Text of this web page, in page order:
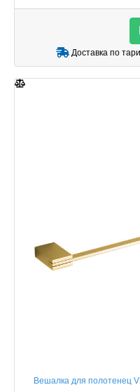
Доставка по
Вешалка для полотенец